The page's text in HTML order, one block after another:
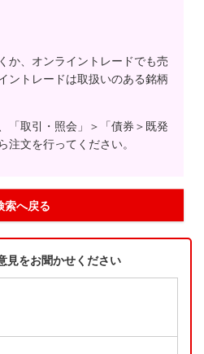
か、オンライントレードでも売
ントレードは取扱いのある銘柄
「取引・照会」＞「債券＞既発
注文を行ってください。
索へ戻る
見をお聞かせください